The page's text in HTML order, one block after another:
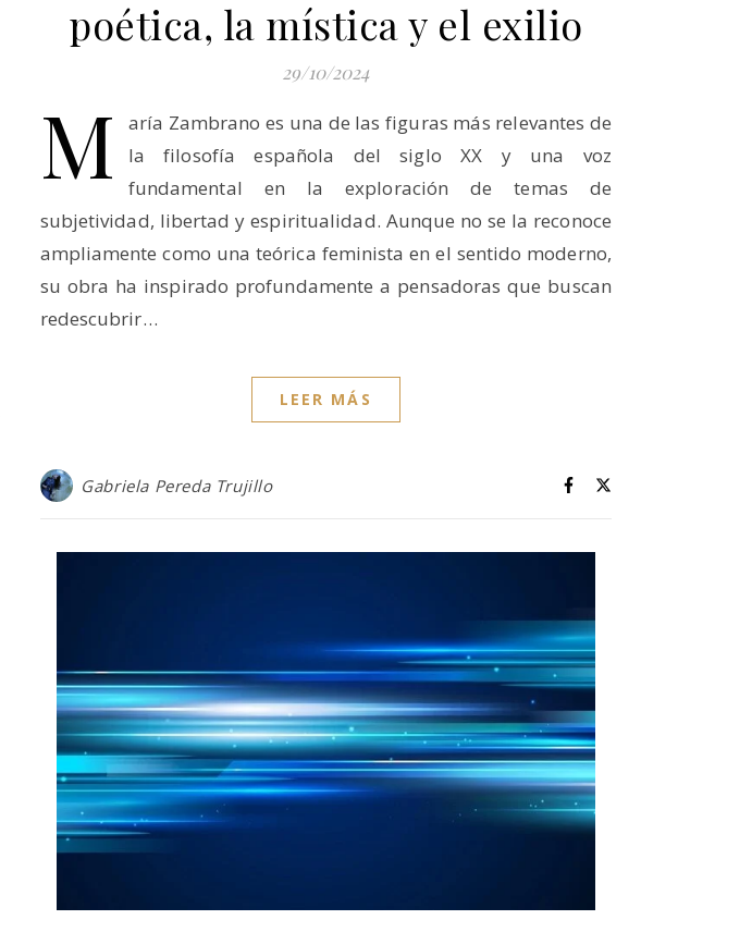
poética, la mística y el exilio
29/10/2024
M
aría Zambrano es una de las figuras más relevantes de
la filosofía española del siglo XX y una voz
fundamental en la exploración de temas de
subjetividad, libertad y espiritualidad. Aunque no se la reconoce
ampliamente como una teórica feminista en el sentido moderno,
su obra ha inspirado profundamente a pensadoras que buscan
redescubrir…
LEER MÁS
Gabriela Pereda Trujillo